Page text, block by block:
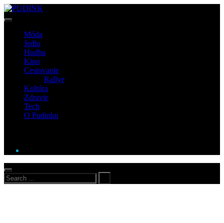
Móda
Jedlo
Hudba
Kino
Cestovanie
Rallye
Kultúra
Zdravie
Tech
O Pudinku